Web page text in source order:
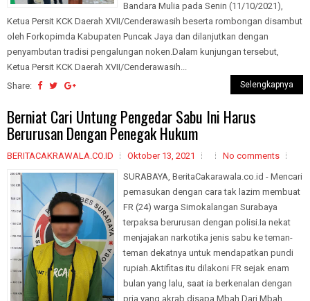
Bandara Mulia pada Senin (11/10/2021),
Ketua Persit KCK Daerah XVII/Cenderawasih beserta rombongan disambut
oleh Forkopimda Kabupaten Puncak Jaya dan dilanjutkan dengan
penyambutan tradisi pengalungan noken.Dalam kunjungan tersebut,
Ketua Persit KCK Daerah XVII/Cenderawasih...
Share:
Selengkapnya
Berniat Cari Untung Pengedar Sabu Ini Harus
Berurusan Dengan Penegak Hukum
BERITACAKRAWALA.CO.ID Oktober 13, 2021
No comments
SURABAYA, BeritaCakarawala.co.id - Mencari
pemasukan dengan cara tak lazim membuat
FR (24) warga Simokalangan Surabaya
terpaksa berurusan dengan polisi.Ia nekat
menjajakan narkotika jenis sabu ke teman-
teman dekatnya untuk mendapatkan pundi
rupiah.Aktifitas itu dilakoni FR sejak enam
bulan yang lalu, saat ia berkenalan dengan
pria yang akrab disapa Mbah.Dari Mbah